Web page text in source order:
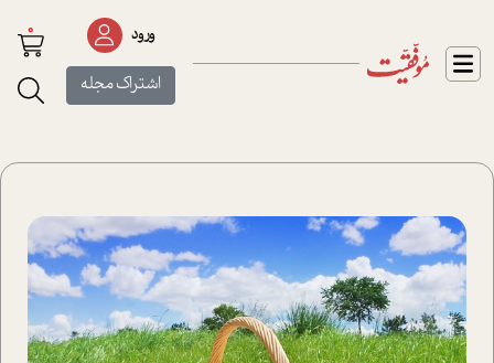
ورود
اشتراک مجله
0